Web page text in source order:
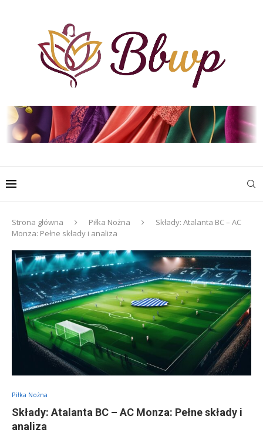
Strona główna Piłka Nożna
Składy: Atalanta BC – AC
Monza: Pełne składy i analiza
Piłka Nożna
Składy: Atalanta BC – AC Monza: Pełne składy i
analiza